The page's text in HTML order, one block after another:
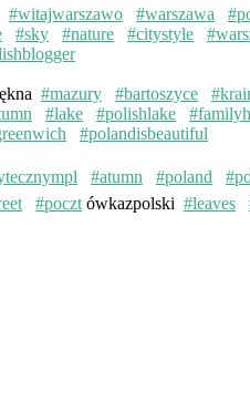
#witajwarszawo #warszawa
#sky #nature #citystyle
ękna #mazury #bartoszyce
#lake #polishlake
#polandisbeautiful
#atumn #poland
#poczt ówkazpolski #leaves